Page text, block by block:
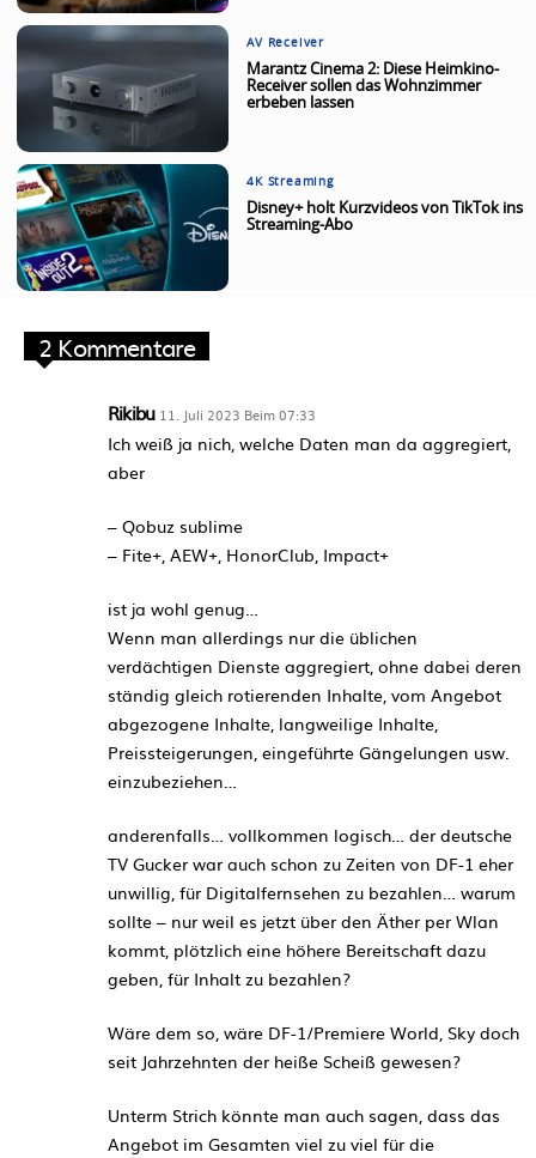
AV Receiver
Marantz Cinema 2: Diese Heimkino-
Receiver sollen das Wohnzimmer
erbeben lassen
4K Streaming
Disney+ holt Kurzvideos von TikTok ins
Streaming-Abo
2 Kommentare
Rikibu 11. Juli 2023 Beim 07:33
Ich weiß ja nich, welche Daten man da aggregiert,
aber
– Qobuz sublime
– Fite+, AEW+, HonorClub, Impact+
ist ja wohl genug…
Wenn man allerdings nur die üblichen
verdächtigen Dienste aggregiert, ohne dabei deren
ständig gleich rotierenden Inhalte, vom Angebot
abgezogene Inhalte, langweilige Inhalte,
Preissteigerungen, eingeführte Gängelungen usw.
einzubeziehen…
anderenfalls… vollkommen logisch… der deutsche
TV Gucker war auch schon zu Zeiten von DF-1 eher
unwillig, für Digitalfernsehen zu bezahlen… warum
sollte – nur weil es jetzt über den Äther per Wlan
kommt, plötzlich eine höhere Bereitschaft dazu
geben, für Inhalt zu bezahlen?
Wäre dem so, wäre DF-1/Premiere World, Sky doch
seit Jahrzehnten der heiße Scheiß gewesen?
Unterm Strich könnte man auch sagen, dass das
Angebot im Gesamten viel zu viel für die